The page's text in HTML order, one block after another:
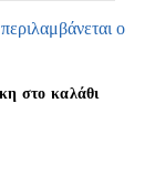
50τμ.)
ο
στο καλάθι